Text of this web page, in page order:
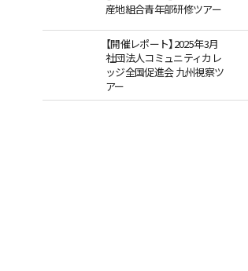
産地組合青年部研修ツアー
【開催レポート】2025年3月
社団法人コミュニティカレ
ッジ全国促進会 九州視察ツ
アー